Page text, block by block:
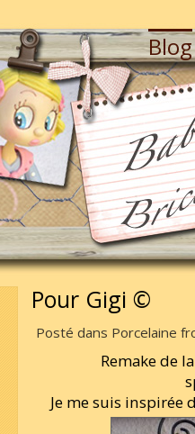
Blog
Pour Gigi ©
Posté dans Porcelaine
Remake de
Je me suis inspirée